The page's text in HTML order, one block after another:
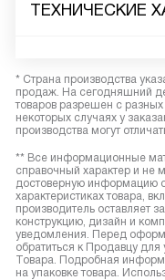
ТЕХНИЧЕСКИЕ
* Страна производства
продаж. На сегодняшний
товаров разрешен с
некоторых случаях у
производства могут
** Все информационные
справочный характер и не
достоверную информацию
характеристиках товара,
производитель оставляет
конструкцию, дизайн и
уведомления. Перед
обратиться к Продавцу для
Товара. Подробная
на упаковке товара.